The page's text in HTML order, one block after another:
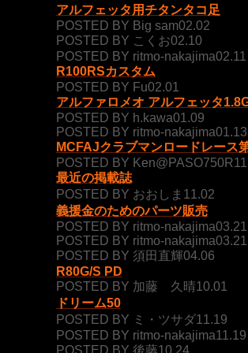
アルフェッタ用チタンタコ足
POSTED BY Big sam02.02
POSTED BY こくお02.10
POSTED BY ritmo-nakajima02.11
R100RSカスタム
POSTED BY Fu02.01
アルファロメオ アルフェッタ
POSTED BY h.kawa01.09
POSTED BY ritmo-nakajima01.13
MCFAJクラブマンロードレース
POSTED BY
最近の掲載誌
POSTED BY おおしま11.02
義援金のためのパーツ販売
POSTED BY ritmo-nakajima03.21
POSTED BY ritmo-nakajima03.21
POSTED BY 須田直輝04.06
R80G/S PD
POSTED BY 加藤 久晴10.01
ドリーム50
POSTED BY ミ・ツサダ11.19
POSTED BY ritmo-nakajima11.19
POSTED BY 後藤10.24